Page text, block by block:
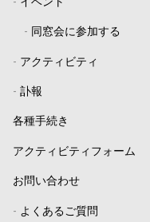
- 同窓会に参加する
- アクティビティ
- 訃報
各種手続き
アクティビティフォーム
お問い合わせ
- よくあるご質問